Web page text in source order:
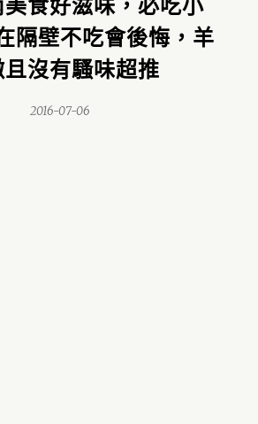
隔壁不吃會後悔，羊
且沒有騷味超推
2016-07-06